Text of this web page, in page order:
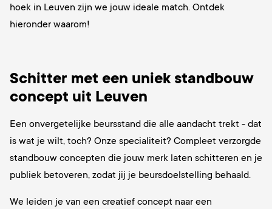
hoek in Leuven zijn we jouw ideale match. Ontdek
hieronder waarom!
Schitter met een uniek standbouw
concept uit Leuven
Een onvergetelijke beursstand die alle aandacht trekt - dat
is wat je wilt, toch? Onze specialiteit? Compleet verzorgde
standbouw concepten die jouw merk laten schitteren en je
publiek betoveren, zodat jij je beursdoelstelling behaald.
We leiden je van een creatief concept naar een